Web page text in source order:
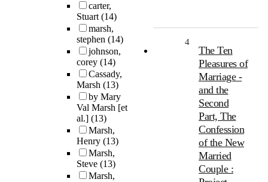
carter,
Stuart(14)
marsh,
stephen (14)
johnson,
corey (14)
Cassady,
Marsh (13)
by Mary
Val Marsh [et
al.] (13)
Marsh,
Henry (13)
Marsh,
Steve (13)
Marsh,
4
The Ten
Pleasures of
Marriage -
and the
Second
Part, The
Confession
of the New
Married
Couple :